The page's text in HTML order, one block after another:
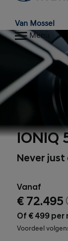
Van Mossel
Menu
IONIQ
Never just
Vanaf
€ 72.495
Of € 499 per
Voordeel